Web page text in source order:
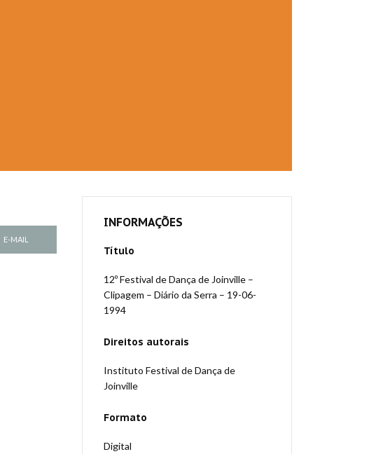
E-MAIL
INFORMAÇÕES
Título
12º Festival de Dança de Joinville –
Clipagem – Diário da Serra – 19-06-
1994
Direitos autorais
Instituto Festival de Dança de
Joinville
Formato
Digital